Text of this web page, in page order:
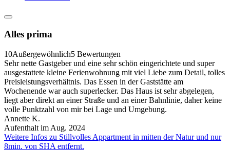
Alles prima
10Außergewöhnlich5 Bewertungen
Sehr nette Gastgeber und eine sehr schön eingerichtete und super
ausgestattete kleine Ferienwohnung mit viel Liebe zum Detail, tolles
Preisleistungsverhältnis. Das Essen in der Gaststätte am
Wochenende war auch superlecker. Das Haus ist sehr abgelegen,
liegt aber direkt an einer Straße und an einer Bahnlinie, daher keine
volle Punktzahl von mir bei Lage und Umgebung.
Annette K.
Aufenthalt im Aug. 2024
Weitere Infos zu Stillvolles Appartment in mitten der Natur und nur
8min. von SHA entfernt.